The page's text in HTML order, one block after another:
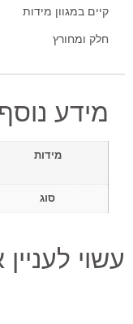
קיים במגוון מידות
חלק ומחורץ
מידע נוסף
מידות
סוג
עשוי לעניין